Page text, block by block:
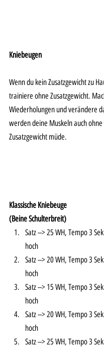
Kniebeugen
Wenn du kein Zusatzgewicht zu
trainiere ohne Zusatzgewicht.
Wiederholungen und verändere
werden deine Muskeln auch ohne
Zusatzgewicht müde.
Klassische Kniebeuge
(Beine Schulterbreit)
Satz --> 25 WH, Tempo 3
hoch
Satz --> 20 WH, Tempo 3
hoch
Satz --> 15 WH, Tempo 3
hoch
Satz --> 20 WH, Tempo 3
hoch
Satz --> 25 WH, Tempo 3